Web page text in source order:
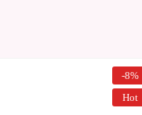
-8%
Hot